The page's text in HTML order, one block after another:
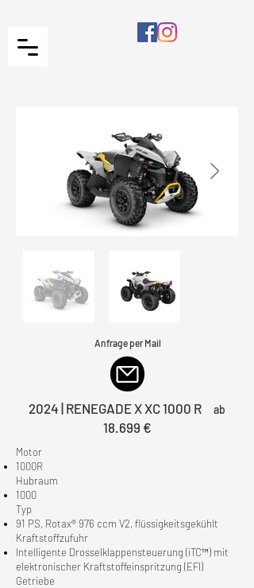
Anfrage per Mail
2024 | RENEGADE X XC 1000 R ab
18.699 €
Motor
1000R
Hubraum
1000
Typ
91 PS, Rotax® 976 ccm V2, flüssigkeitsgekühlt
Kraftstoffzufuhr
Intelligente Drosselklappensteuerung (iTC™) mit
elektronischer Kraftstoffeinspritzung (EFI)
Getriebe